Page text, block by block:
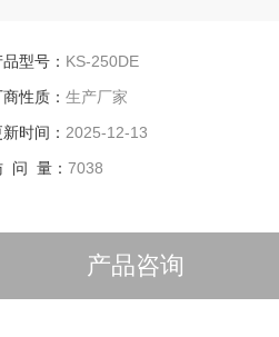
品型号： KS-250DE
商性质： 生产厂家
时间： 2025-12-13
问 量： 7038
产品咨询